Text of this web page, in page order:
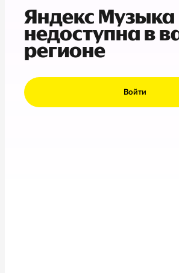
Яндекс Музыка
недоступна в
регионе
Войти